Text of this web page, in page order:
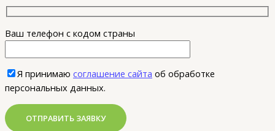
Ваш телефон с кодом страны
Я принимаю соглашение сайта об обработке
персональных данных.